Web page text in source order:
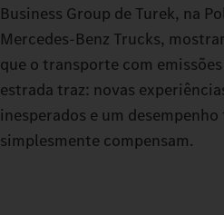
Business Group de Turek, na
Mercedes‑Benz Trucks,
que o transporte com emissões
estrada traz: novas
inesperados e um
simplesmente compensam.